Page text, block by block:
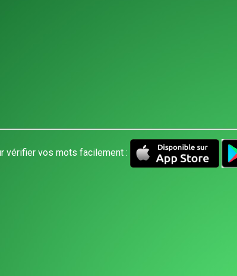
vérifier vos mots facilement :